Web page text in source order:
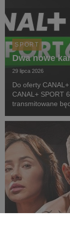
SPORT
Dwa nowe
29 lipca 2026
Do oferty
CANAL+ SPORT
transmitowane
pierwszej kolejki